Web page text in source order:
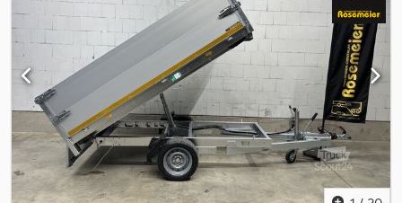
прицеп с тормозами